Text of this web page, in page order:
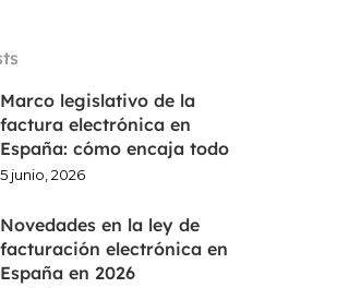
Marco legislativo de la
factura electrónica en
España: cómo encaja todo
5 junio, 2026
Novedades en la ley de
facturación electrónica en
España en 2026